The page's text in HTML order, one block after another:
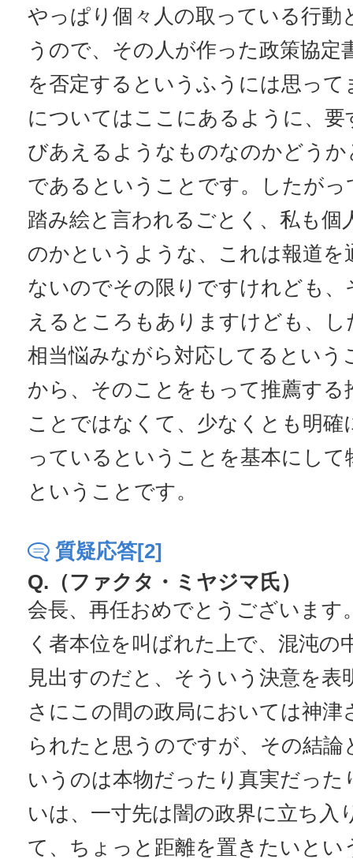
やっぱり個々人の取っている行動
うので、その人が作った政策協定
を否定するというふうには思って
についてはここにあるように、
びあえるようなものなのかどう
であるということです。したがっ
踏み絵と言われるごとく、私も個
のかというような、これは報道を
ないのでその限りですけれども
えるところもありますけども、
相当悩みながら対応してるという
から、そのことをもって推薦する
ことではなくて、少なくとも明確
っているということを基本にして
ということです。
質疑応答[2]
Q.（ファクタ・ミヤジマ氏）
会長、再任おめでとうございます
く者本位を叫ばれた上で、混沌の
見出すのだと、そういう決意を表
さにこの間の政局においては神津
られたと思うのですが、その結論
いうのは本物だったり真実だった
いは、一寸先は闇の政界に立ち入
て、ちょっと距離を置きたいとい